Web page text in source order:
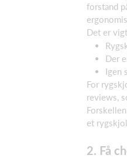
forstand
Det er
Der
Igen
For
reviews,
et
2. Få